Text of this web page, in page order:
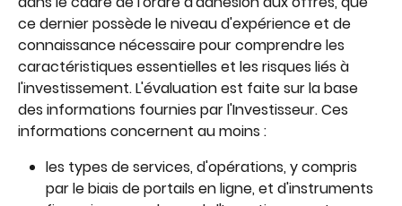
ce dernier possède le niveau d'expérience et de
connaissance nécessaire pour comprendre les
caractéristiques essentielles et les risques liés à
l'investissement. L'évaluation est faite sur la base
des informations fournies par l'Investisseur. Ces
informations concernent au moins :
les types de services, d'opérations, y compris
par le biais de portails en ligne, et d'instruments